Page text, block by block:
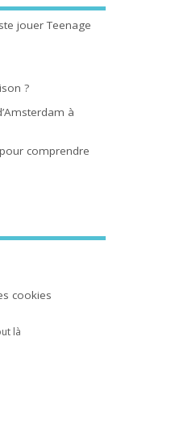
jouer Teenage
?
à
comprendre
cookies
là